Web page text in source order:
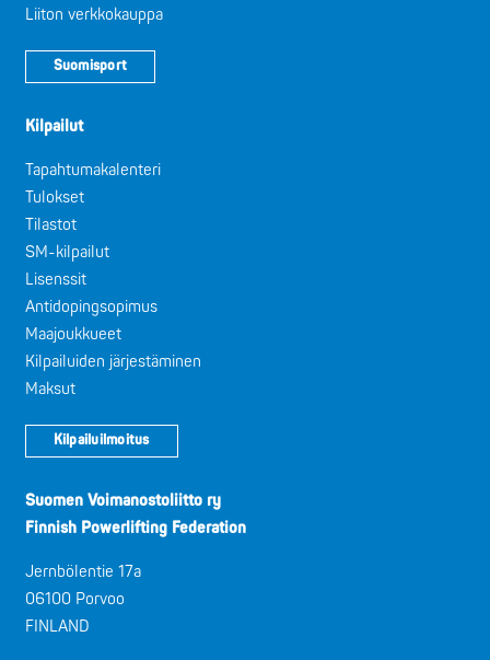
Liiton verkkokauppa
Suomisport
Kilpailut
Tapahtumakalenteri
Tulokset
Tilastot
SM-kilpailut
Lisenssit
Antidopingsopimus
Maajoukkueet
Kilpailuiden järjestäminen
Maksut
Kilpailuilmoitus
Suomen Voimanostoliitto ry
Finnish Powerlifting Federation
Jernbölentie 17a
06100 Porvoo
FINLAND